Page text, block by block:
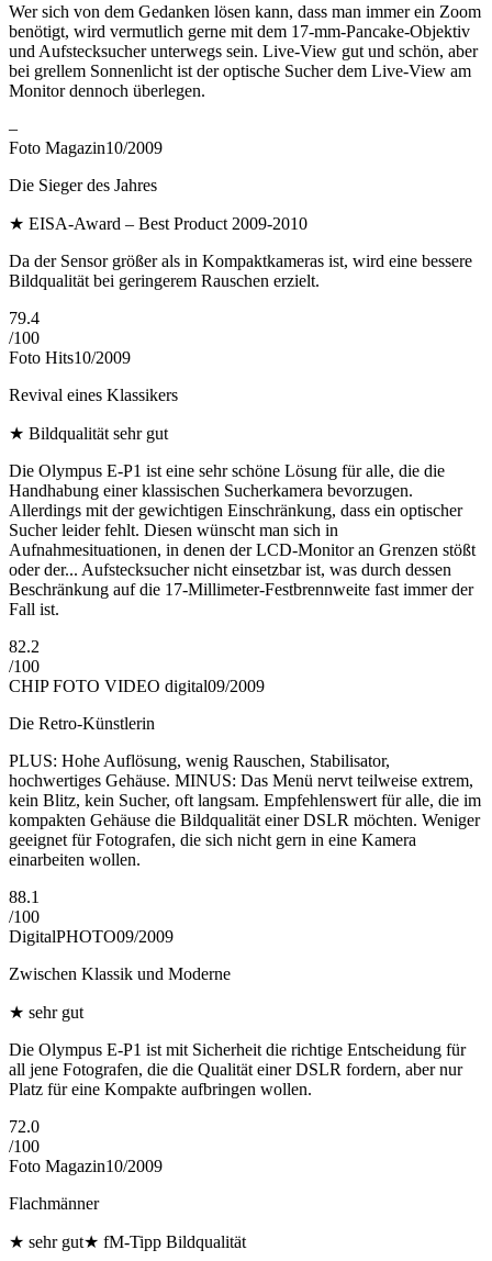
Wer sich von dem Gedanken lösen kann, dass man immer ein Zoom
benötigt, wird vermutlich gerne mit dem 17-mm-Pancake-Objektiv
und Aufstecksucher unterwegs sein. Live-View gut und schön, aber
bei grellem Sonnenlicht ist der optische Sucher dem Live-View am
Monitor dennoch überlegen.
–
Foto Magazin10/2009
Die Sieger des Jahres
★ EISA-Award – Best Product 2009-2010
Da der Sensor größer als in Kompaktkameras ist, wird eine bessere
Bildqualität bei geringerem Rauschen erzielt.
79.4
/100
Foto Hits10/2009
Revival eines Klassikers
★ Bildqualität sehr gut
Die Olympus E-P1 ist eine sehr schöne Lösung für alle, die die
Handhabung einer klassischen Sucherkamera bevorzugen.
Allerdings mit der gewichtigen Einschränkung, dass ein optischer
Sucher leider fehlt. Diesen wünscht man sich in
Aufnahmesituationen, in denen der LCD-Monitor an Grenzen stößt
oder der... Aufstecksucher nicht einsetzbar ist, was durch dessen
Beschränkung auf die 17-Millimeter-Festbrennweite fast immer der
Fall ist.
82.2
/100
CHIP FOTO VIDEO digital09/2009
Die Retro-Künstlerin
PLUS: Hohe Auflösung, wenig Rauschen, Stabilisator,
hochwertiges Gehäuse. MINUS: Das Menü nervt teilweise extrem,
kein Blitz, kein Sucher, oft langsam. Empfehlenswert für alle, die im
kompakten Gehäuse die Bildqualität einer DSLR möchten. Weniger
geeignet für Fotografen, die sich nicht gern in eine Kamera
einarbeiten wollen.
88.1
/100
DigitalPHOTO09/2009
Zwischen Klassik und Moderne
★ sehr gut
Die Olympus E-P1 ist mit Sicherheit die richtige Entscheidung für
all jene Fotografen, die die Qualität einer DSLR fordern, aber nur
Platz für eine Kompakte aufbringen wollen.
72.0
/100
Foto Magazin10/2009
Flachmänner
★ sehr gut★ fM-Tipp Bildqualität